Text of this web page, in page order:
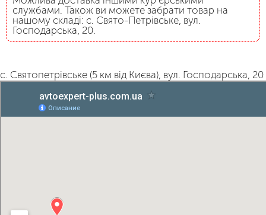
службами. Також ви можете забрати товар на
нашому складі: с. Свято-Петрівське, вул.
Господарська, 20.
с. Святопетрівське (5 км від Києва), вул. Господарська, 20